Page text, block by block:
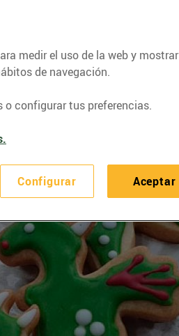
medir el uso de la web y mostrar
de navegación.
o configurar tus preferencias.
Configurar Aceptar